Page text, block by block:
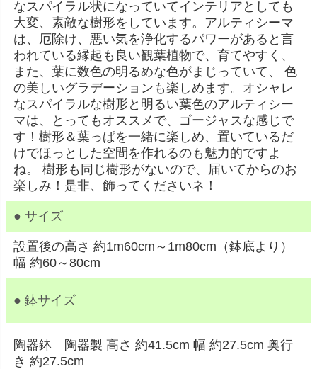
なスパイラル状になっていてインテリアとしても
大変、素敵な樹形をしています。アルティシーマ
は、厄除け、悪い気を浄化するパワーがあると言
われている縁起も良い観葉植物で、育てやすく、
また、葉に数色の明るめな色がまじっていて、 色
の美しいグラデーションも楽しめます。オシャレ
なスパイラルな樹形と明るい葉色のアルティシー
マは、とってもオススメで、ゴージャスな感じで
す！樹形＆葉っぱを一緒に楽しめ、置いているだ
けでほっとした空間を作れるのも魅力的ですよ
ね。 樹形も同じ樹形がないので、届いてからのお
楽しみ！是非、飾ってくださいネ！
● サイズ
設置後の高さ 約1m60cm～1m80cm（鉢底より）
幅 約60～80cm
● 鉢サイズ
陶器鉢 陶器製 高さ 約41.5cm 幅 約27.5cm 奥行
き 約27.5cm